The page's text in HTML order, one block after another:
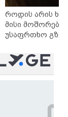
როდის არის
მისი
უსაფრთხო